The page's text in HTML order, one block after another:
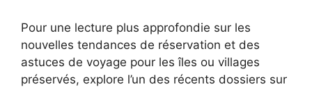
Pour une lecture plus approfondie sur les
nouvelles tendances de réservation et des
astuces de voyage pour les îles ou villages
préservés, explore l’un des récents dossiers sur